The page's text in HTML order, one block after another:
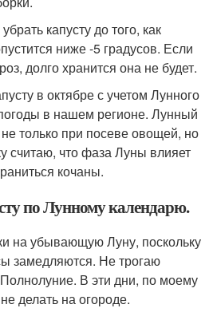
капусту до того, как
ниже -5 градусов. Если
долго хранится она не будет.
в октябре с учетом Лунного
в нашем регионе. Лунный
только при посеве овощей, но
считаю, что фаза Луны влияет
кочаны.
по Лунному календарю.
на убывающую Луну, поскольку
замедляются. Не трогаю
В эти дни, по моему
делать на огороде.